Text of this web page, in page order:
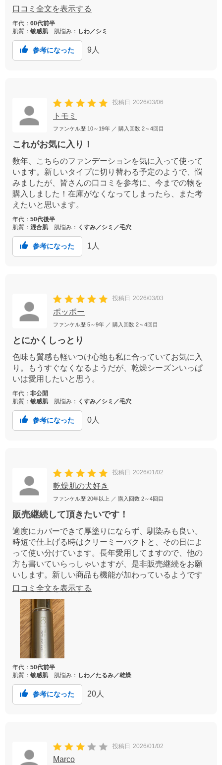
販売継続を強く希望します。
口コミ全文を表示する
年代： 60代前半
肌質： 敏感肌 肌悩み： しわ／シミ
参考になった 9 人
投稿日 2026/03/06
トモミ
ファンケル歴 10～19年 ／ 購入回数 2～4回目
これがお気に入り！
数年、こちらのファンデーションを気に入って使って
います。新しいタイプに切り替わる予定のようで、悩
みましたが、皆さんの口コミを参考に、今までの物を
購入しました！在庫がなくなってしまったら、また考
えたいと思います。
年代： 50代後半
肌質： 混合肌 肌悩み： くすみ／シミ／毛穴
参考になった 1 人
投稿日 2026/03/03
ポッポー
ファンケル歴 5～9年 ／ 購入回数 2～4回目
とにかくしっとり
色味も質感も軽いつけ心地も私に合っていてお気に入
り。もうすぐなくなるようだが、乾燥シーズンいっぱ
いは愛用したいと思う。
年代： 非公開
肌質： 敏感肌 肌悩み： くすみ／シミ／毛穴
参考になった 0 人
投稿日 2026/01/02
乾燥肌の犬好き
ファンケル歴 20年以上 ／ 購入回数 2～4回目
販売継続して頂きたいです！
適度にカバーできて厚塗りにならず、馴染みも良い。
時短で仕上げる時はクリーミーパクトと、その日によ
って使い分けています。長年愛用してますので、他の
方も書いていらっしゃいますが、是非販売継続をお願
いします。新しい商品も機能が加わっているようです
が、長年の使い慣れた手順や使用感ってとても大切な
本当に自然に仕上がる良いファンデーションなのだと
思います！
口コミ全文を表示する
年代： 50代前半
肌質： 敏感肌 肌悩み： しわ／たるみ／乾燥
参考になった 20 人
投稿日 2026/01/02
Marco